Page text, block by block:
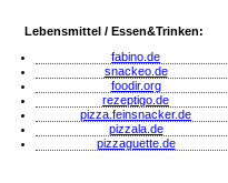
Lebensmittel / Essen&Trinken:
fabino.de
snackeo.de
foodir.org
rezeptigo.de
pizza.feinsnacker.de
pizzala.de
pizzaguette.de